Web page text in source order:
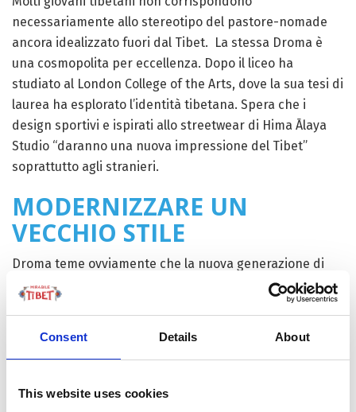
Consent Details About
This website uses cookies
necessariamente allo stereotipo del pastore-nomade
ancora idealizzato fuori dal Tibet. La stessa Droma è
una cosmopolita per eccellenza. Dopo il liceo ha
studiato al London College of the Arts, dove la sua tesi di
laurea ha esplorato l’identità tibetana. Spera che i
design sportivi e ispirati allo streetwear di Hima Ālaya
Studio “daranno una nuova impressione del Tibet”
soprattutto agli stranieri.
MODERNIZZARE UN
VECCHIO STILE
Droma teme ovviamente che la nuova generazione di
tibetani possa perdere del tutto la tradizione
dell’abbigliamento tibetano. Molti giovani tibetani, tra
“Modernizzare lo stile ed incoraggiare i giovani tibetani